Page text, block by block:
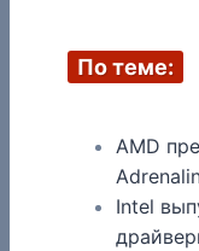
По теме:
AMD
Intel